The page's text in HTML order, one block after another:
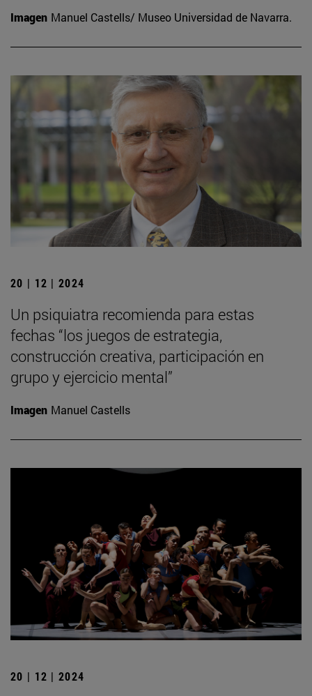
Imagen Manuel Castells/ Museo Universidad de Navarra.
20 | 12 | 2024
Un psiquiatra recomienda para estas
fechas “los juegos de estrategia,
construcción creativa, participación en
grupo y ejercicio mental”
Imagen Manuel Castells
20 | 12 | 2024